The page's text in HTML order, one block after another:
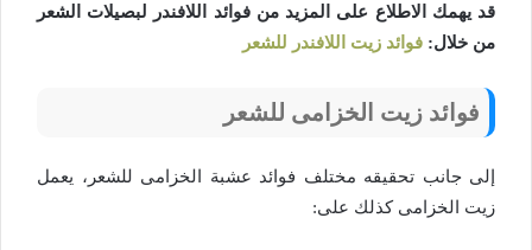
قد يهمك الاطلاع على المزيد من فوائد اللافندر لبصيلات الشعر
من خلال: فوائد زيت اللافندر للشعر
فوائد زيت الخزامى للشعر
إلى جانب تحقيقه مختلف فوائد عشبة الخزامى للشعر، يعمل
زيت الخزامى كذلك على: